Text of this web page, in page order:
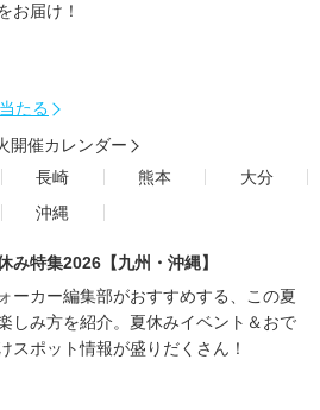
お届け！
たる
開催カレンダー
長崎 熊本
大分
沖縄
み特集2026【九州・沖縄】
ーカー編集部がおすすめする、この夏
しみ方を紹介。夏休みイベント＆おで
スポット情報が盛りだくさん！